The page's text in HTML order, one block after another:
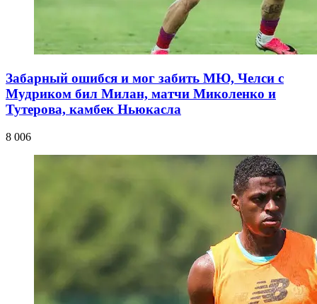
Забарный ошибся и мог забить МЮ, Челси с
Мудриком бил Милан, матчи Миколенко и
Тутерова, камбек Ньюкасла
8 006